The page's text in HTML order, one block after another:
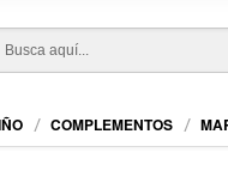
COMPLEMENTOS